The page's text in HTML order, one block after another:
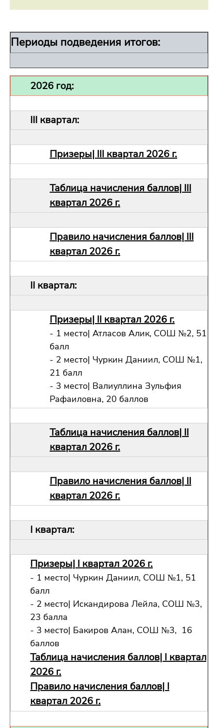
Периоды подведения итогов:
2026 год:
III квартал:
Призеры| III квартал 2026 г.
Таблица начисления баллов| III
квартал 2026 г.
Правило начисления баллов| III
квартал 2026 г.
II квартал:
Призеры| II квартал 2026 г.
- 1 место| Атласов Алик, СОШ №2, 51
балл
- 2 место| Чуркин Даниил, СОШ №1,
21 балл
- 3 место| Валиуллина Зульфия
Рафаиловна, 20 баллов
Таблица начисления баллов| II
квартал 2026 г.
Правило начисления баллов| II
квартал 2026 г.
I квартал:
Призеры| I квартал 2026 г.
- 1 место| Чуркин Даниил, СОШ №1, 51
балл
- 2 место| Искандирова Лейла, СОШ №3,
23 балла
- 3 место| Бакиров Алан, СОШ №3, 16
баллов
Таблица начисления баллов| I квартал
2026 г.
Правило начисления баллов| I
квартал 2026 г.